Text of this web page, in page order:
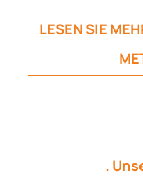
LESEN SIE
.